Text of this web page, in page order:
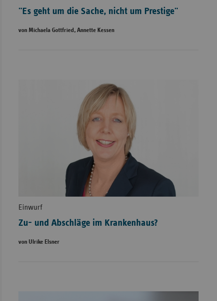
"Es geht um die Sache, nicht um Prestige"
von Michaela Gottfried, Annette Kessen
Einwurf
Zu- und Abschläge im Krankenhaus?
von Ulrike Elsner